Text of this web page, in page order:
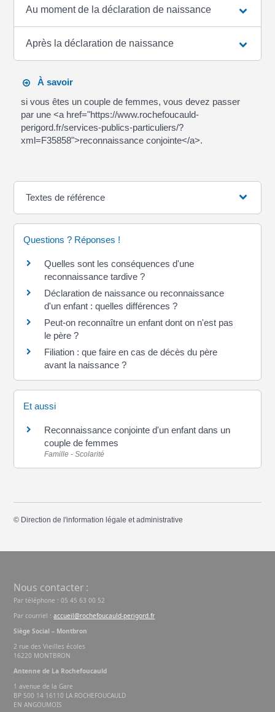
Au moment de la déclaration de naissance
Après la déclaration de naissance
À savoir
si vous êtes un couple de femmes, vous devez passer
par une <a href="https://www.rochefoucauld-
perigord.fr/services-publics-particuliers/?
xml=F35858">reconnaissance conjointe</a>.
Textes de référence
Questions ? Réponses !
Quelles sont les conséquences d'une
reconnaissance tardive ?
Déclaration de naissance ou reconnaissance
d'un enfant : quelles différences ?
Peut-on reconnaître un enfant dont on n'est pas
le père ?
Filiation : que faire en cas de décès du père
avant la naissance ?
Et aussi
Reconnaissance conjointe d'un enfant dans un
couple de femmes
Famille - Scolarité
© Direction de l'information légale et administrative
Nous contacter :
Par téléphone : 05 45 63 00 52
Par courriel :accueil@rochefoucauld-perigord.fr
Siège Social – Montbron
2 rue des Vieilles écoles
16220 MONTBRON
Antenne de La Rochefoucauld
1 avenue de la Gare
BP 500 14 16110 LA ROCHEFOUCAULD
EN ANGOUMOIS